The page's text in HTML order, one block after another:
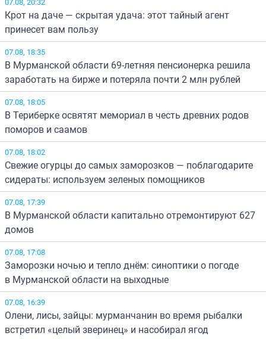
Крот на даче — скрытая удача: этот тайный агент
принесет вам пользу
07.08, 18:35
В Мурманской области 69-летняя пенсионерка решила
заработать на бирже и потеряла почти 2 млн рублей
07.08, 18:05
В Териберке освятят мемориал в честь древних родов
поморов и саамов
07.08, 18:02
Свежие огурцы до самых заморозков — поблагодарите
сидераты: используем зеленых помощников
07.08, 17:39
В Мурманской области капитально отремонтируют 627
домов
07.08, 17:08
Заморозки ночью и тепло днём: синоптики о погоде
в Мурманской области на выходные
07.08, 16:39
Олени, лисы, зайцы: мурманчанин во время рыбалки
встретил «целый зверинец» и насобирал ягод